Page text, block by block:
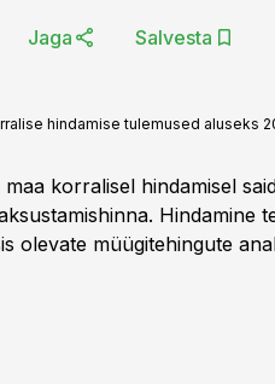
Jaga Salvesta
hindamise tulemused aluseks
maa korralisel hindamisel
Hindamine
olevate müügitehingute